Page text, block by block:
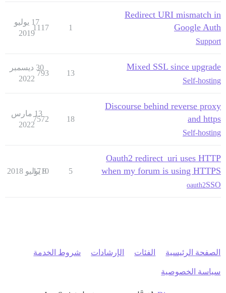
Redirect URI mismatch in
Google Auth
Support
1
1117
17 يوليو
2019
Mixed SSL since upgrade
Self-hosting
13
793
30 ديسمبر
2022
Discourse behind reverse proxy
and https
Self-hosting
18
7572
13 مارس
2022
Oauth2 redirect_uri uses HTTP
when my forum is using HTTPS
SSO
oauth2
5
1710
8 يوليو 2018
الصفحة الرئيسية الفئات الإرشادات شروط الخدمة
سياسة الخصوصية